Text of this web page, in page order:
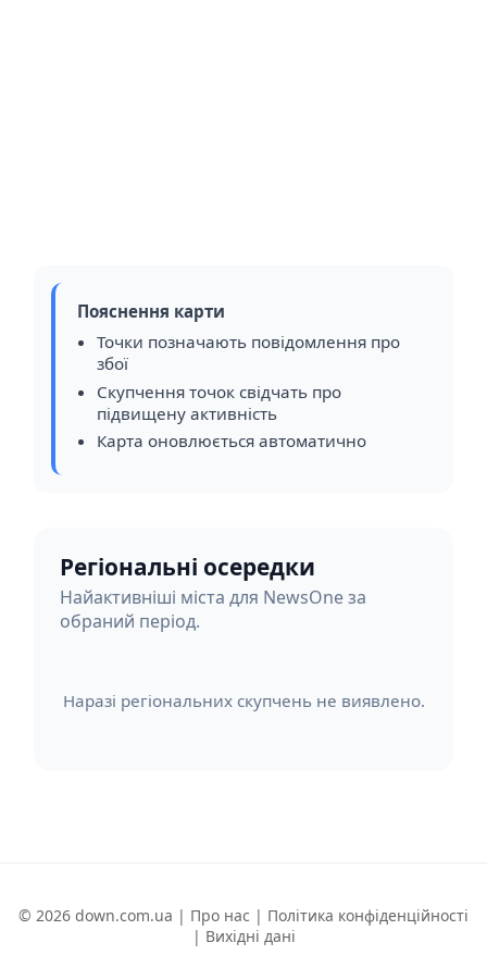
Пояснення карти
Точки позначають повідомлення про
збої
Скупчення точок свідчать про
підвищену активність
Карта оновлюється автоматично
Регіональні осередки
Найактивніші міста для NewsOne за
обраний період.
Наразі регіональних скупчень не виявлено.
© 2026 down.com.ua | Про нас | Політика конфіденційності
| Вихідні дані